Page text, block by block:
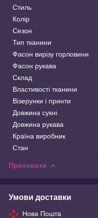
Стиль
Колір
Сезон
Тип тканини
Фасон вирізу горловини
Фасон рукава
Склад
Властивості тканини
Візерунки і принти
Довжина сукні
Довжина рукава
Країна виробник
Стан
Приховати
Умови доставки
Нова Пошта